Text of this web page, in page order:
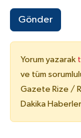
Gönder
Yorum yazarak
ve tüm
Gazete Rize /
Dakika